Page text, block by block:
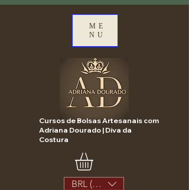
ME
NU
Cursos de Bolsas Artesanais com
Adriana Dourado | Diva da
Costura
BRL (R$)